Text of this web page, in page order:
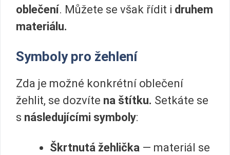
oblečení. Můžete se však řídit i druhem
materiálu.
Symboly pro žehlení
Zda je možné konkrétní oblečení
žehlit, se dozvíte na štítku. Setkáte se
s následujícími symboly:
Škrtnutá žehlička — materiál se